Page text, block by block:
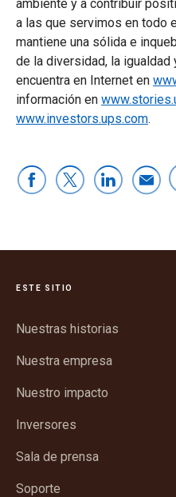
ambiente y a contribuir
a las que servimos en todo
mantiene una sólida e
de la diversidad, la
encuentra en Internet en
información en
www.investors.ups.com.
ESTE SITIO
Nuestras historias
Nuestra empresa
Nuestro impacto
Inversores
Sala de prensa
Soporte